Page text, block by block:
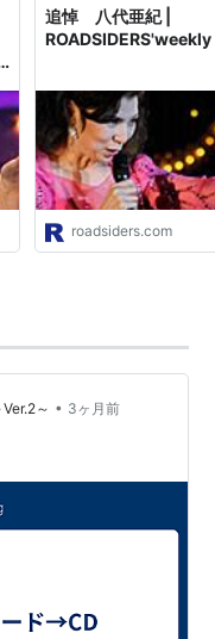
追悼 八代亜紀 |
ROADSIDERS'weekly
roadsiders.com
～ • 3ヶ月前